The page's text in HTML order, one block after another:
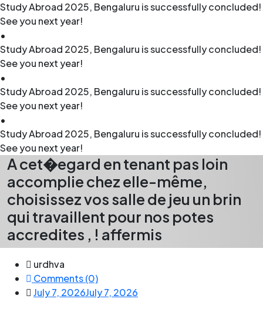
Study Abroad 2025, Bengaluru is successfully concluded!
See you next year!
•
Study Abroad 2025, Bengaluru is successfully concluded!
See you next year!
•
Study Abroad 2025, Bengaluru is successfully concluded!
See you next year!
•
Study Abroad 2025, Bengaluru is successfully concluded!
See you next year!
A cet�egard en tenant pas loin
accomplie chez elle-même,
choisissez vos salle de jeu un brin
qui travaillent pour nos potes
accredites , ! affermis
urdhva
Comments (0)
July 7, 2026July 7, 2026